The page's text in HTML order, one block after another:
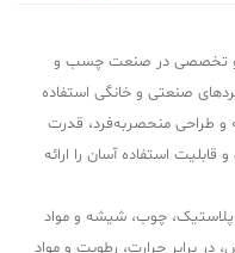
و تخصصی در صنعت چسب و
صنعتی و خانگی استفاده
طراحی منحصربه‌فرد، قدرت
استفاده آسان را ارائه
چوب، شیشه و مواد
برابر حرارت، رطوبت و مواد